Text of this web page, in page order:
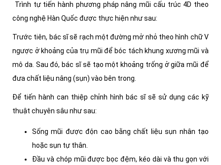
Trình tự tiến hành phương pháp nâng mũi cấu trúc 4D theo
công nghệ Hàn Quốc được thực hiện như sau:
Trước tiên, bác sĩ sẽ rạch một đường mở nhỏ theo hình chữ V
ngược ở khoảng của trụ mũi để bóc tách khung xương mũi và
mô da. Sau đó, bác sĩ sẽ tạo một khoảng trống ở giữa mũi để
đưa chất liệu nâng (sụn) vào bên trong.
Để tiến hành can thiệp chỉnh hình bác sĩ sẽ sử dụng các kỹ
thuật chuyên sâu như sau:
Sống mũi được độn cao bằng chất liệu sụn nhân tạo
hoặc sụn tự thân.
Đầu và chóp mũi được bọc đệm, kéo dài và thu gọn với